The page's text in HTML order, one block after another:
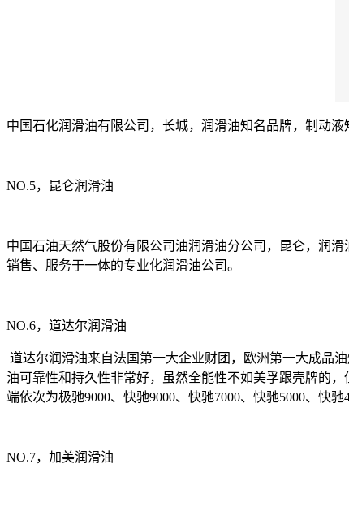
中国石化润滑油有限公司，长城，润滑油知名品牌，制动
NO.5，昆仑润滑油
中国石油天然气股份有限公司油润滑油分公司，昆仑，润
销售、服务于一体的专业化润滑油公司。
NO.6，道达尔润滑油
道达尔润滑油来自法国第一大企业财团，欧洲第一大成品
油可靠性和持久性非常好，虽然全能性不如美孚跟壳牌的
端依次为极驰9000、快驰9000、快驰7000、快驰5000、快驰
NO.7，加美润滑油